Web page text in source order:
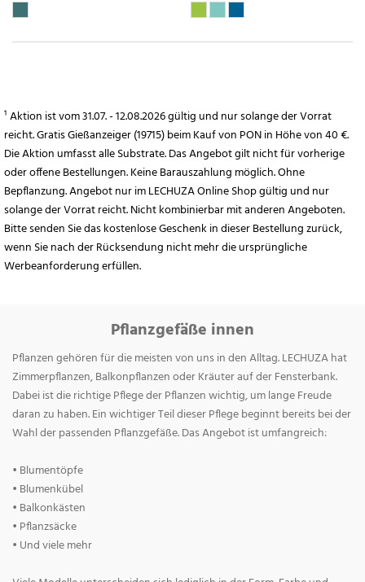
¹ Aktion ist vom 31.07. - 12.08.2026 gültig und nur solange der Vorrat
reicht. Gratis Gießanzeiger (19715) beim Kauf von PON in Höhe von 40 €.
Die Aktion umfasst alle Substrate. Das Angebot gilt nicht für vorherige
oder offene Bestellungen. Keine Barauszahlung möglich. Ohne
Bepflanzung. Angebot nur im LECHUZA Online Shop gültig und nur
solange der Vorrat reicht. Nicht kombinierbar mit anderen Angeboten.
Bitte senden Sie das kostenlose Geschenk in dieser Bestellung zurück,
wenn Sie nach der Rücksendung nicht mehr die ursprüngliche
Werbeanforderung erfüllen.
Pflanzgefäße innen
Pflanzen gehören für die meisten von uns in den Alltag. LECHUZA hat
Zimmerpflanzen, Balkonpflanzen oder Kräuter auf der Fensterbank.
Dabei ist die richtige Pflege der Pflanzen wichtig, um lange Freude
daran zu haben. Ein wichtiger Teil dieser Pflege beginnt bereits bei der
Wahl der passenden Pflanzgefäße. Das Angebot ist umfangreich:
• Blumentöpfe
• Blumenkübel
• Balkonkästen
• Pflanzsäcke
• Und viele mehr